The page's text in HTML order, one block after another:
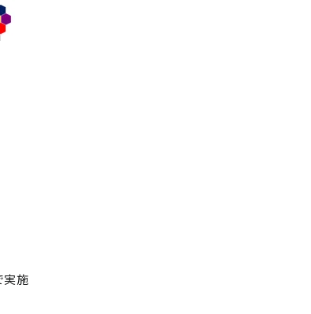
実施